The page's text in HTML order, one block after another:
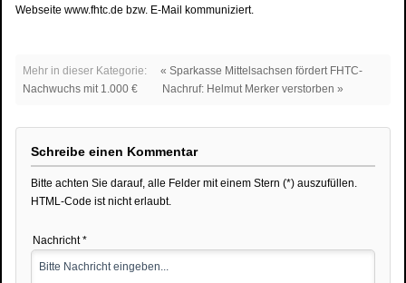
Webseite www.fhtc.de bzw. E-Mail kommuniziert.
Mehr in dieser Kategorie:
« Sparkasse Mittelsachsen fördert FHTC-
Nachwuchs mit 1.000 €
Nachruf: Helmut Merker verstorben »
Schreibe einen Kommentar
Bitte achten Sie darauf, alle Felder mit einem Stern (*) auszufüllen.
HTML-Code ist nicht erlaubt.
Nachricht *